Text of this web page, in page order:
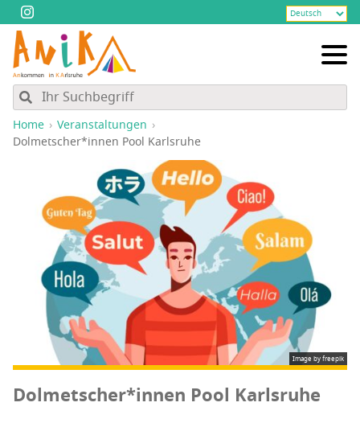
Home
Veranstaltungen
Dolmetscher*innen Pool Karlsruhe
Image by freepik
Dolmetscher*innen Pool Karlsruhe